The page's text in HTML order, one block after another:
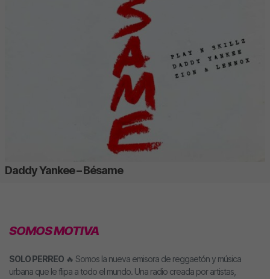
Daddy Yankee – Bésame
SOMOS MOTIVA
SOLO PERREO 🔥 Somos la nueva emisora de reggaetón y música
urbana que le flipa a todo el mundo. Una radio creada por artistas,